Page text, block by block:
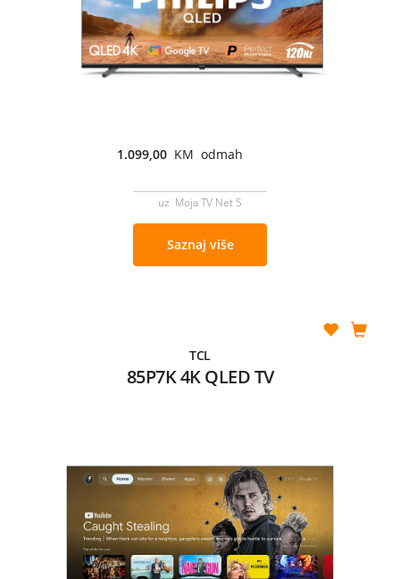
1.099,00 KM odmah
uz Moja TV Net S
Saznaj više
TCL
85P7K 4K QLED TV